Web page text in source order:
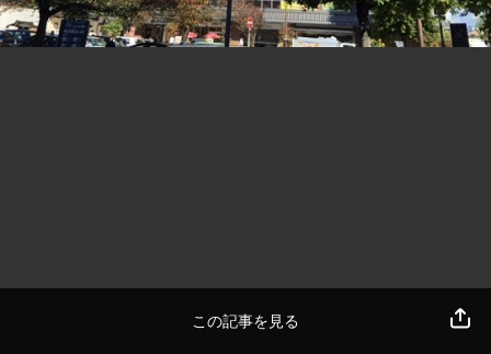
この記事を見る